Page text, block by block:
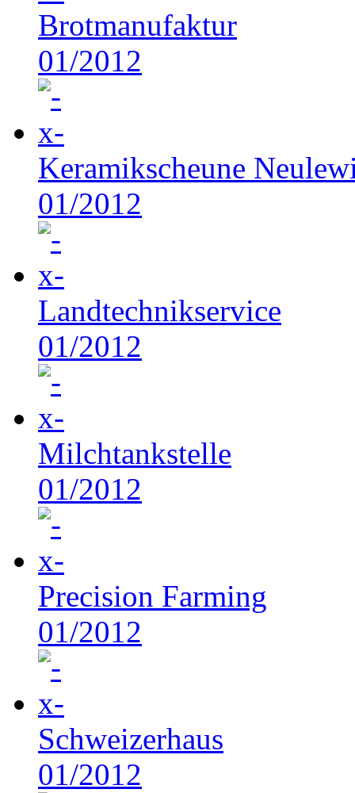
Brotmanufaktur
01/2012
Keramikscheune
01/2012
Landtechnikservice
01/2012
Milchtankstelle
01/2012
Precision Farming
01/2012
Schweizerhaus
01/2012